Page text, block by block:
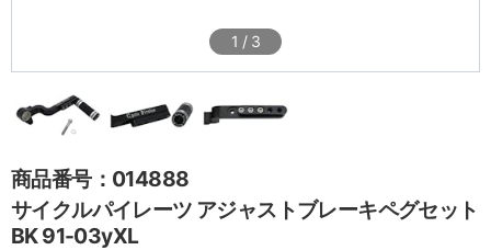
1 / 3
商品番号：014888
サイクルパイレーツ アジャストブレーキペグセット
BK 91-03yXL